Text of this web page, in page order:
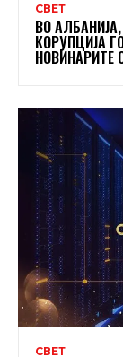
СВЕТ
ВО
КОРУПЦИЈА
НОВИНАРИТЕ
СВЕТ